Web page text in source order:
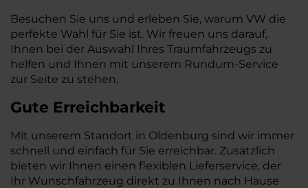
Besuchen Sie uns und erleben Sie, warum VW die
perfekte Wahl für Sie ist. Wir freuen uns darauf,
Ihnen bei der Auswahl Ihres Traumfahrzeugs zu
helfen und Ihnen mit unserem Rundum-Service
zur Seite zu stehen.
Gute Erreichbarkeit
Mit unserem Standort in Oldenburg sind wir immer
schnell und einfach für Sie erreichbar. Zusätzlich
bieten wir Ihnen einen flexiblen Lieferservice, der
Ihr Wunschfahrzeug direkt zu Ihnen nach Hause